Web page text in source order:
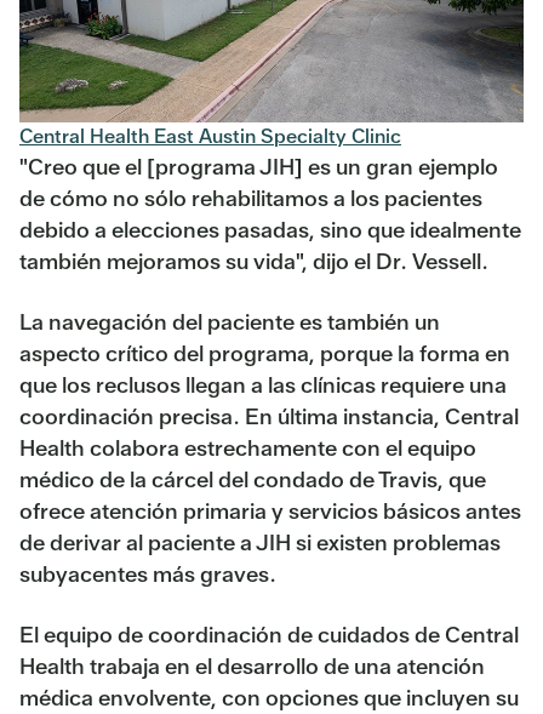
Central Health East Austin Specialty Clinic
"Creo que el [programa JIH] es un gran ejemplo
de cómo no sólo rehabilitamos a los pacientes
debido a elecciones pasadas, sino que idealmente
también mejoramos su vida", dijo el Dr. Vessell.
La navegación del paciente es también un
aspecto crítico del programa, porque la forma en
que los reclusos llegan a las clínicas requiere una
coordinación precisa. En última instancia, Central
Health colabora estrechamente con el equipo
médico de la cárcel del condado de Travis, que
ofrece atención primaria y servicios básicos antes
de derivar al paciente a JIH si existen problemas
subyacentes más graves.
El equipo de coordinación de cuidados de Central
Health trabaja en el desarrollo de una atención
médica envolvente, con opciones que incluyen su